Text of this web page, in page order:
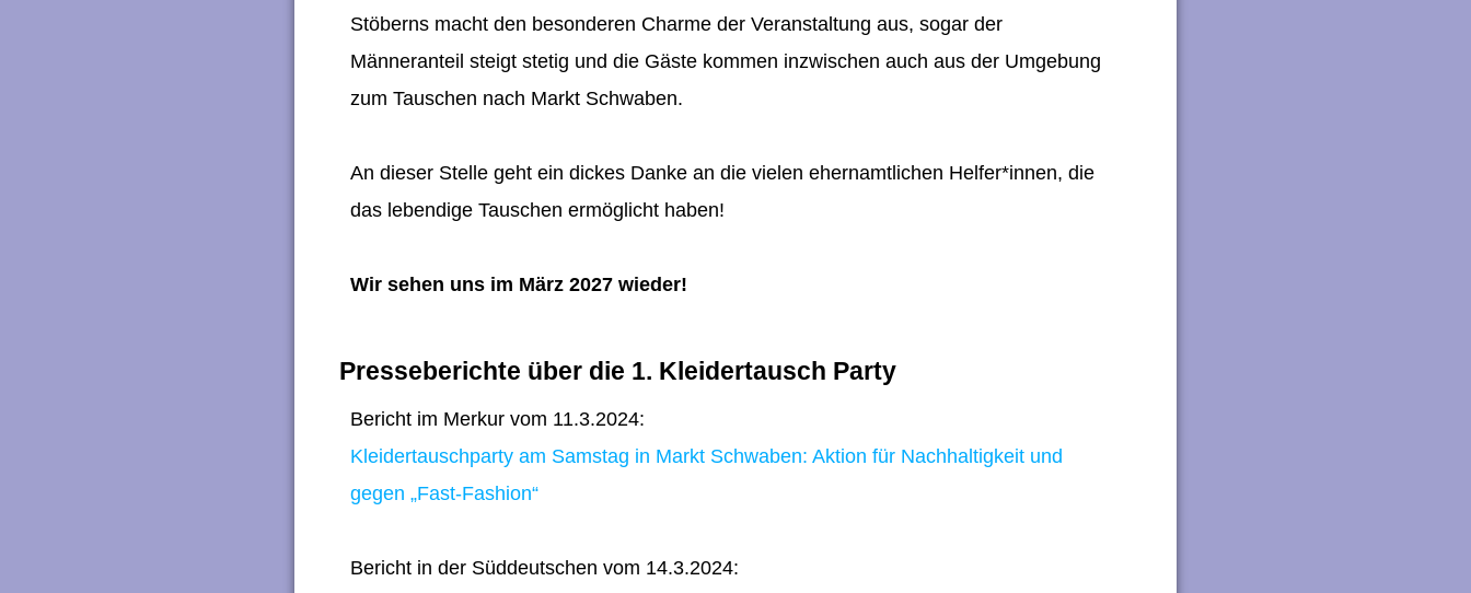
Stöberns macht den besonderen Charme der Veranstaltung aus, sogar der
Männeranteil steigt stetig und die Gäste kommen inzwischen auch aus der Umgebung
zum Tauschen nach Markt Schwaben.
An dieser Stelle geht ein dickes Danke an die vielen ehernamtlichen Helfer*innen, die
das lebendige Tauschen ermöglicht haben!
Wir sehen uns im März 2027 wieder!
Presseberichte über die 1. Kleidertausch Party
Bericht im Merkur vom 11.3.2024:
Kleidertauschparty am Samstag in Markt Schwaben: Aktion für Nachhaltigkeit und
gegen „Fast-Fashion“
Bericht in der Süddeutschen vom 14.3.2024: